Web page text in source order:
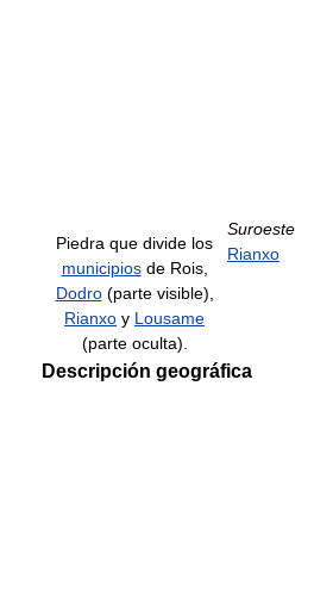
Piedra que divide los
municipiosde Rois,
Dodro(parte visible),
Rianxo y Lousame
(parte oculta).
Suroeste
Rianxo
Descripción geográfica